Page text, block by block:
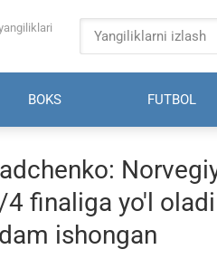
BOKS FUTBOL
4 finaliga yo'l
ishongan